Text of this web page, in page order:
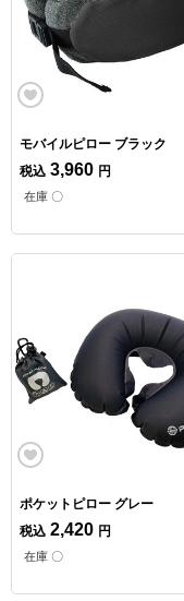
モバイルピロー ブラック
税込 3,960 円
在庫 〇
ポケットピロー グレー
税込 2,420 円
在庫 〇